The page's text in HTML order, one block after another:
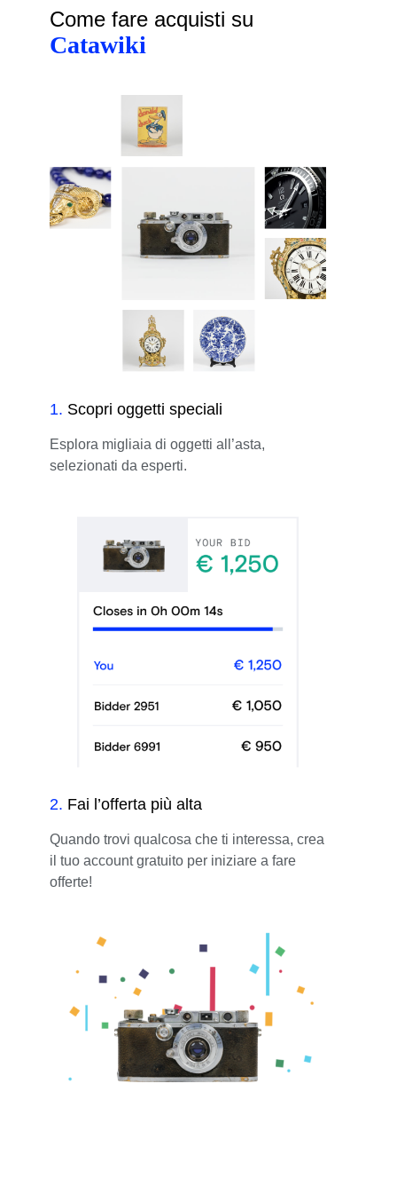
Come fare acquisti su
Catawiki
1. Scopri oggetti speciali
Esplora migliaia di oggetti all’asta,
selezionati da esperti.
2. Fai l’offerta più alta
Quando trovi qualcosa che ti interessa, crea
il tuo account gratuito per iniziare a fare
offerte!